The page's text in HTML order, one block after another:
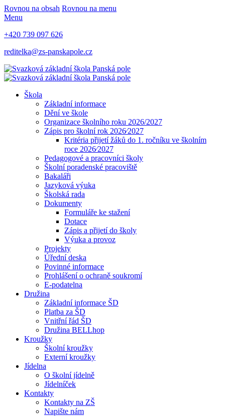
Rovnou na obsah Rovnou na menu
Menu
+420 739 097 626
reditelka@zs-panskapole.cz
Škola
Základní informace
Dění ve škole
Organizace školního roku 2026/2027
Zápis pro školní rok 2026⁄2027
Kritéria přijetí žáků do 1. ročníku ve školním
roce 2026⁄2027
Pedagogové a pracovníci školy
Školní poradenské pracoviště
Bakaláři
Jazyková výuka
Školská rada
Dokumenty
Formuláře ke stažení
Dotace
Zápis a přijetí do školy
Výuka a provoz
Projekty
Úřední deska
Povinné informace
Prohlášení o ochraně soukromí
E-podatelna
Družina
Základní informace ŠD
Platba za ŠD
Vnitřní řád ŠD
Družina BELLhop
Kroužky
Školní kroužky
Externí kroužky
Jídelna
O školní jídelně
Jídelníček
Kontakty
Kontakty na ZŠ
Napište nám